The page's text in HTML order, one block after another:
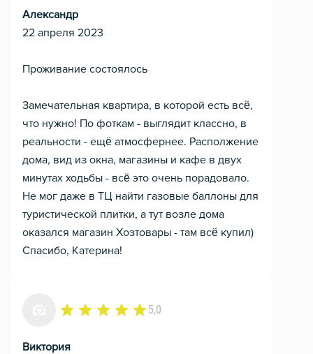
Александр
22 апреля 2023
Проживание состоялось
Замечательная квартира, в которой есть всё,
что нужно! По фоткам - выглядит классно, в
реальности - ещё атмосфернее. Располжение
дома, вид из окна, магазины и кафе в двух
минутах ходьбы - всё это очень порадовало.
Не мог даже в ТЦ найти газовые баллоны для
туристической плитки, а тут возле дома
оказался магазин Хозтовары - там всё купил)
Спасибо, Катерина!
5,0
Виктория